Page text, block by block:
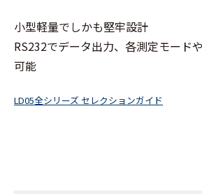
小型軽量でしかも堅牢設計
RS232でデータ出力、各測定モード
可能
LD05全シリーズ セレクションガイド